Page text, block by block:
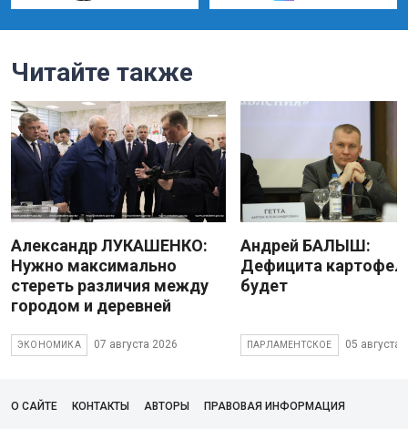
Читайте также
Александр ЛУКАШЕНКО:
Нужно максимально
стереть различия между
городом и деревней
ЭКОНОМИКА 07 августа 2026
Андрей БАЛЫШ:
Дефицита
будет
ПАРЛАМЕНТСКОЕ 05 августа
О САЙТЕ КОНТАКТЫ АВТОРЫ ПРАВОВАЯ ИНФОРМАЦИЯ